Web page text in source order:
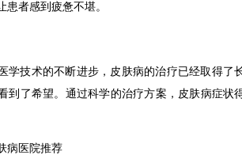
患者感到疲惫不堪。
学技术的不断进步，皮肤病的治疗已经取得了
到了希望。通过科学的治疗方案，皮肤病症状
病医院推荐